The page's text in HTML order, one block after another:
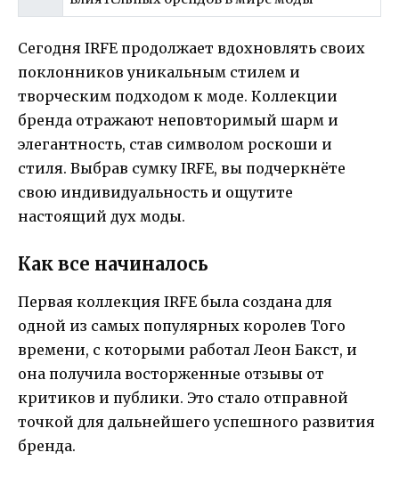
Сегодня IRFE продолжает вдохновлять своих
поклонников уникальным стилем и
творческим подходом к моде. Коллекции
бренда отражают неповторимый шарм и
элегантность, став символом роскоши и
стиля. Выбрав сумку IRFE, вы подчеркнёте
свою индивидуальность и ощутите
настоящий дух моды.
Как все начиналось
Первая коллекция IRFE была создана для
одной из самых популярных королев Того
времени, с которыми работал Леон Бакст, и
она получила восторженные отзывы от
критиков и публики. Это стало отправной
точкой для дальнейшего успешного развития
бренда.